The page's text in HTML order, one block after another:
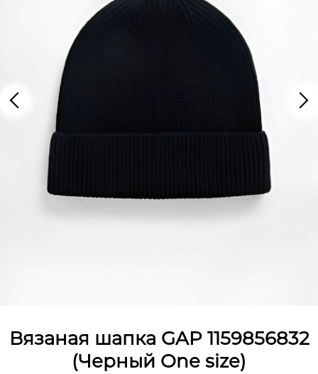
Вязаная шапка GAP 1159856832
(Черный One size)